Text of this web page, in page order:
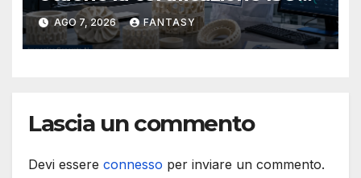
9001 per la stampa 3D di
ceramiche tecniche
AGO 7, 2026 FANTASY
Lascia un commento
Devi essere connesso per inviare un commento.